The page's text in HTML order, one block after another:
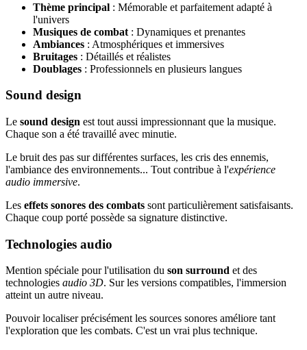
Thème principal : Mémorable et parfaitement adapté à
l'univers
Musiques de combat : Dynamiques et prenantes
Ambiances : Atmosphériques et immersives
Bruitages : Détaillés et réalistes
Doublages : Professionnels en plusieurs langues
Sound design
Le sound design est tout aussi impressionnant que la musique.
Chaque son a été travaillé avec minutie.
Le bruit des pas sur différentes surfaces, les cris des ennemis,
l'ambiance des environnements... Tout contribue à l'expérience
audio immersive.
Les effets sonores des combats sont particulièrement satisfaisants.
Chaque coup porté possède sa signature distinctive.
Technologies audio
Mention spéciale pour l'utilisation du son surround et des
technologies audio 3D. Sur les versions compatibles, l'immersion
atteint un autre niveau.
Pouvoir localiser précisément les sources sonores améliore tant
l'exploration que les combats. C'est un vrai plus technique.